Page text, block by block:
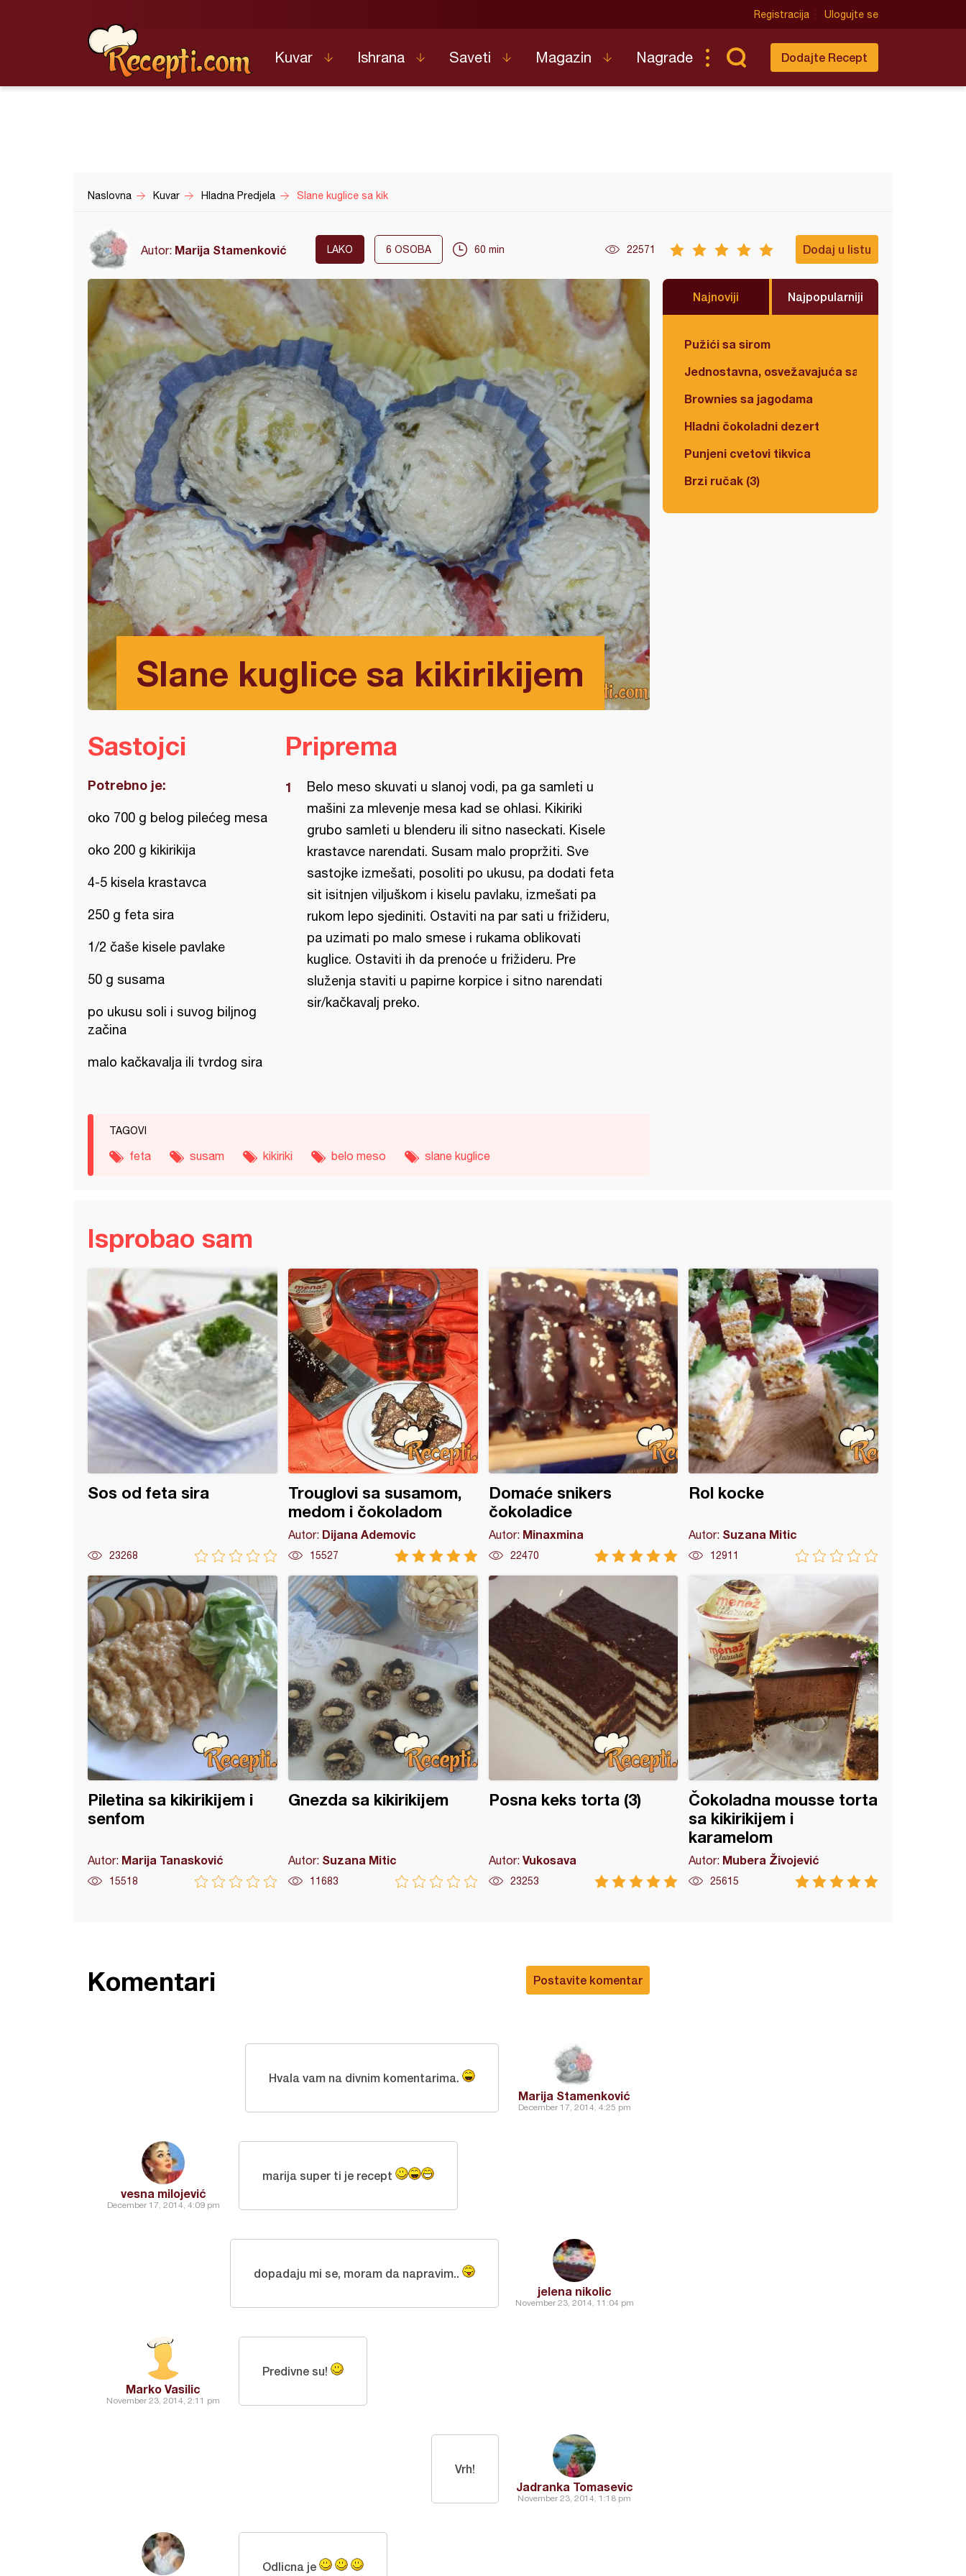
Registracija Ulogujte se
Kuvar Ishrana Saveti Magazin Nagrade Dodajte Recept
Naslovna Kuvar Hladna Predjela Slane kuglice sa kik
Autor: Marija Stamenković LAKO 6 OSOBA 60 min 22571 Dodaj u listu
Slane kuglice sa kikirikijem
Najnoviji Najpopularniji
Pužići sa sirom
Jednostavna, osvežavajuća salata
Brownies sa jagodama
Hladni čokoladni dezert
Punjeni cvetovi tikvica
Brzi ručak (3)
Sastojci
Potrebno je:
oko 700 g belog pilećeg mesa
oko 200 g kikirikija
4-5 kisela krastavca
250 g feta sira
1/2 čaše kisele pavlake
50 g susama
po ukusu soli i suvog biljnog
začina
malo kačkavalja ili tvrdog sira
Priprema
Belo meso skuvati u slanoj vodi, pa ga samleti u
mašini za mlevenje mesa kad se ohlasi. Kikiriki
grubo samleti u blenderu ili sitno naseckati. Kisele
krastavce narendati. Susam malo propržiti. Sve
sastojke izmešati, posoliti po ukusu, pa dodati feta
sit isitnjen viljuškom i kiselu pavlaku, izmešati pa
rukom lepo sjediniti. Ostaviti na par sati u frižideru,
pa uzimati po malo smese i rukama oblikovati
kuglice. Ostaviti ih da prenoće u frižideru. Pre
služenja staviti u papirne korpice i sitno narendati
sir/kačkavalj preko.
TAGOVI
feta susam kikiriki belo meso slane kuglice
Isprobao sam
Sos od feta sira
23268
Trouglovi sa susamom,
medom i čokoladom
Autor: Dijana Ademovic
15527
Domaće snikers
čokoladice
Autor: Minaxmina
22470
Rol kocke
Autor: Suzana Mitic
12911
Piletina sa kikirikijem i
senfom
Autor: Marija Tanasković
15518
Gnezda sa kikirikijem
Autor: Suzana Mitic
11683
Posna keks torta (3)
Autor: Vukosava
23253
Čokoladna mousse torta
sa kikirikijem i
karamelom
Autor: Mubera Živojević
25615
mousse torta sa kikirikijem i karamelom
Postavite komentar
Komentari
Marija Stamenković
December 17, 2014, 4:25 pm
Hvala vam na divnim komentarima.
vesna milojević
December 17, 2014, 4:09 pm
marija super ti je recept
jelena nikolic
November 23, 2014, 11:04 pm
dopadaju mi se, moram da napravim..
Marko Vasilic
November 23, 2014, 2:11 pm
Predivne su!
Jadranka Tomasevic
November 23, 2014, 1:18 pm
Vrh!
Odlicna je